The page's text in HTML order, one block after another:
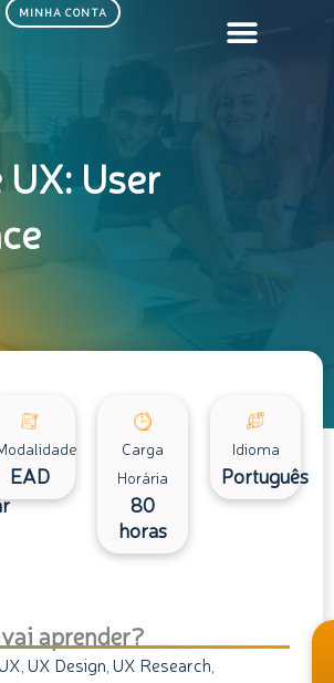
MINHA CONTA
User
EAD
Carga
Horária
80
horas
Idioma
Português
aprender?
UX Design, UX Research,